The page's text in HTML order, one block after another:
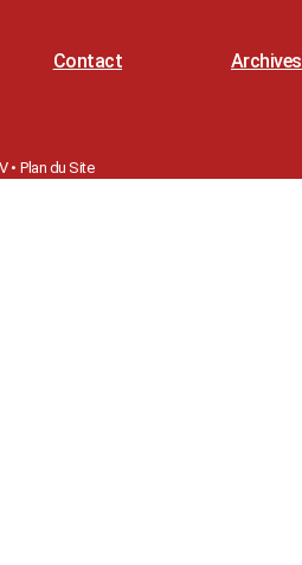
Contact Archives
•Plan du Site